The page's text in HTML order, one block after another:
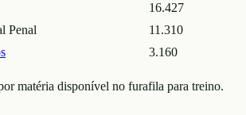
16.427
Penal
11.310
3.160
matéria disponível no furafila para treino.